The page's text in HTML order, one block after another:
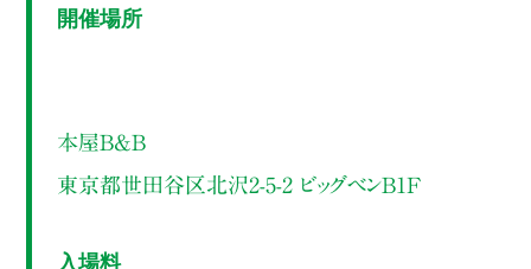
開催場所
本屋B&B
東京都世田谷区北沢2-5-2 ビッグベンB1F
入場料